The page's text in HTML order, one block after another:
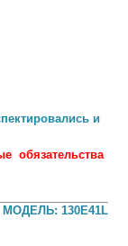
и
обязательства
МОДЕЛЬ: 130E41L